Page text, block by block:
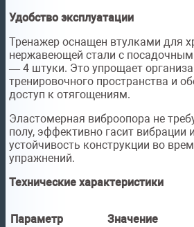
Удобство эксплуатации
Тренажер оснащен втулками для
нержавеющей стали с
— 4 штуки. Это упрощает
тренировочного пространства и
доступ к отягощениям.
Эластомерная виброопора не
полу, эффективно гасит вибрации
устойчивость конструкции во
упражнений.
Технические характеристики
Параметр Значение